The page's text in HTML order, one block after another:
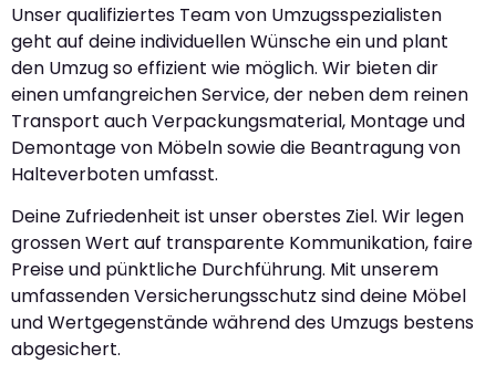
Unser qualifiziertes Team von Umzugsspezialisten
geht auf deine individuellen Wünsche ein und plant
den Umzug so effizient wie möglich. Wir bieten dir
einen umfangreichen Service, der neben dem reinen
Transport auch Verpackungsmaterial, Montage und
Demontage von Möbeln sowie die Beantragung von
Halteverboten umfasst.
Deine Zufriedenheit ist unser oberstes Ziel. Wir legen
grossen Wert auf transparente Kommunikation, faire
Preise und pünktliche Durchführung. Mit unserem
umfassenden Versicherungsschutz sind deine Möbel
und Wertgegenstände während des Umzugs bestens
abgesichert.